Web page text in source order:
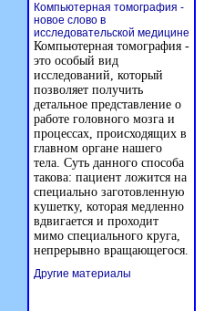
Компьютерная томография -
новое слово в
исследовательской медицине
Компьютерная томография -
это особый вид
исследований, который
позволяет получить
детальное представление о
работе головного мозга и
процессах, происходящих в
главном органе нашего
тела. Суть данного способа
такова: пациент ложится на
специально заготовленную
кушетку, которая медленно
вдвигается и проходит
мимо специального круга,
непрерывно вращающегося.
Другие материалы